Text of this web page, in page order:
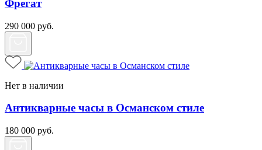
Фрегат
290 000 руб.
Нет в наличии
Антикварные часы в Османском стиле
180 000 руб.